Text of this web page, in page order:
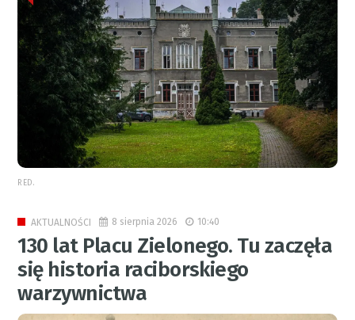
RED.
AKTUALNOŚCI 8 sierpnia 2026 10:40
130 lat Placu Zielonego. Tu zaczęła
się historia raciborskiego
warzywnictwa